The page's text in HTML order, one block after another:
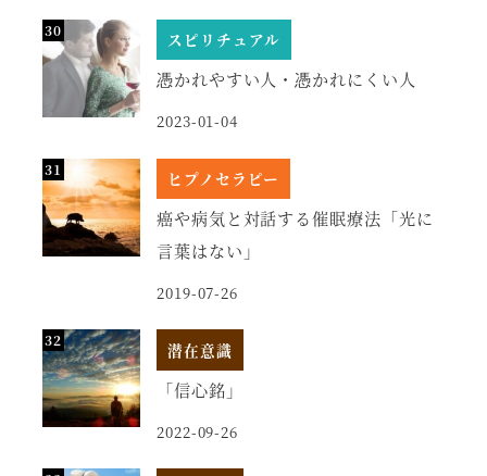
スピリチュアル
憑かれやすい人・憑かれにくい人
2023-01-04
ヒプノセラピー
癌や病気と対話する催眠療法「光に
言葉はない」
2019-07-26
潜在意識
「信心銘」
2022-09-26